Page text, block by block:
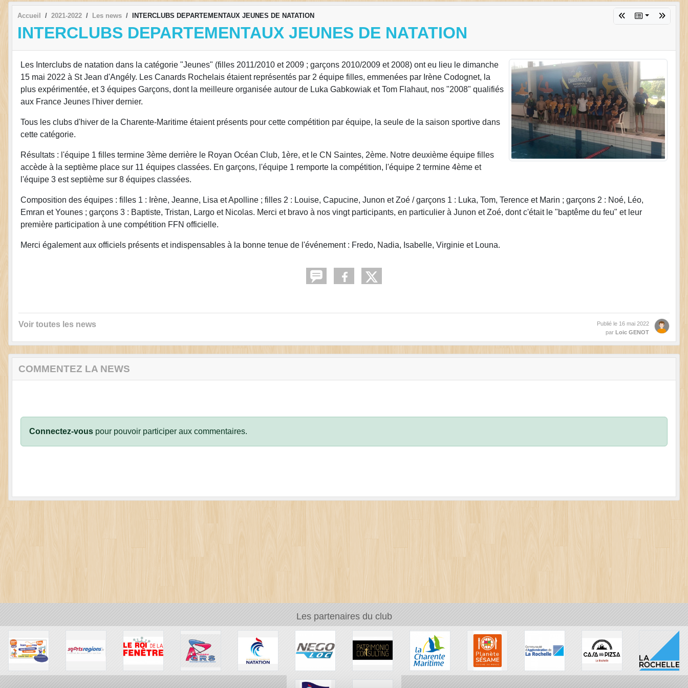
Accueil 2021-2022 Les news INTERCLUBS DEPARTEMENTAUX JEUNES DE NATATION
INTERCLUBS DEPARTEMENTAUX JEUNES DE NATATION
Les Interclubs de natation dans la catégorie "Jeunes" (filles 2011/2010 et 2009 ; garçons 2010/2009 et 2008) ont eu lieu le dimanche
15 mai 2022 à St Jean d'Angély. Les Canards Rochelais étaient représentés par 2 équipe filles, emmenées par Irène Codognet, la
plus expérimentée, et 3 équipes Garçons, dont la meilleure organisée autour de Luka Gabkowiak et Tom Flahaut, nos "2008" qualifiés
aux France Jeunes l'hiver dernier.
Tous les clubs d'hiver de la Charente-Maritime étaient présents pour cette compétition par équipe, la seule de la saison sportive dans
cette catégorie.
Résultats : l'équipe 1 filles termine 3ème derrière le Royan Océan Club, 1ère, et le CN Saintes, 2ème. Notre deuxième équipe filles
accède à la septième place sur 11 équipes classées. En garçons, l'équipe 1 remporte la compétition, l'équipe 2 termine 4ème et
l'équipe 3 est septième sur 8 équipes classées.
Composition des équipes : filles 1 : Irène, Jeanne, Lisa et Apolline ; filles 2 : Louise, Capucine, Junon et Zoé / garçons 1 : Luka, Tom, Terence et Marin ; garçons 2 : Noé, Léo,
Emran et Younes ; garçons 3 : Baptiste, Tristan, Largo et Nicolas. Merci et bravo à nos vingt participants, en particulier à Junon et Zoé, dont c'était le "baptême du feu" et leur
première participation à une compétition FFN officielle.
Merci également aux officiels présents et indispensables à la bonne tenue de l'événement : Fredo, Nadia, Isabelle, Virginie et Louna.
Voir toutes les news Publié le 16 mai 2022
par
Loic GENOT
COMMENTEZ LA NEWS
Connectez-vous pour pouvoir participer aux commentaires.
Les partenaires du club